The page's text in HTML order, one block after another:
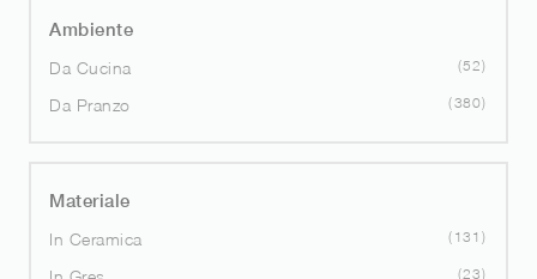
Ambiente
Da Cucina
52
Da Pranzo 380
Materiale
In Ceramica
131
23